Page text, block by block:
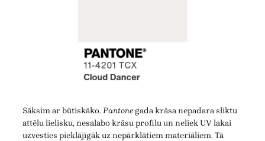
Sāksim ar būtiskāko. Pantonegada krāsa nepadara sliktu
attēlu lielisku, nesalabo krāsu profilu un neliek UV lakai
uzvesties pieklājīgāk uz nepārklātiem materiāliem. Tā